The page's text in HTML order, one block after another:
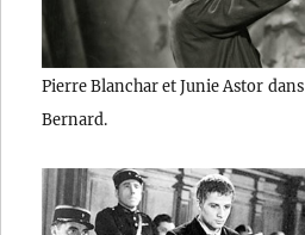
Pierre Blanchar et Junie Astor dans
Bernard.